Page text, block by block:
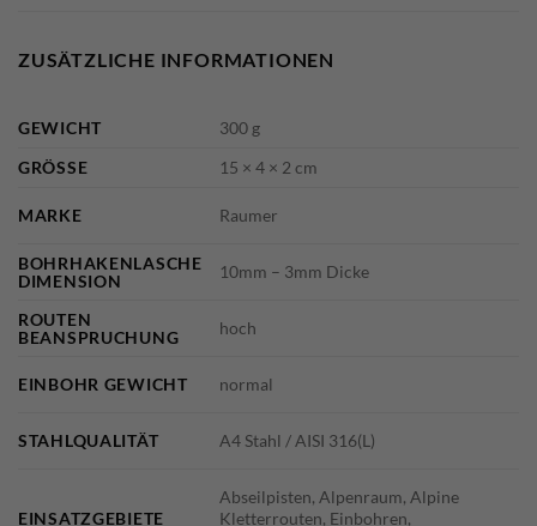
ZUSÄTZLICHE INFORMATIONEN
GEWICHT
300 g
GRÖSSE
15 × 4 × 2 cm
MARKE Raumer
BOHRHAKENLASCHE
DIMENSION
10mm – 3mm Dicke
ROUTEN
BEANSPRUCHUNG
hoch
EINBOHR GEWICHT normal
STAHLQUALITÄT A4 Stahl / AISI 316(L)
EINSATZGEBIETE
Abseilpisten, Alpenraum, Alpine
Kletterrouten, Einbohren,